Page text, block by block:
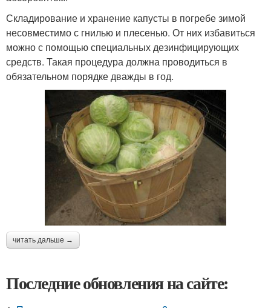
Складирование и хранение капусты в погребе зимой
несовместимо с гнилью и плесенью. От них избавиться
можно с помощью специальных дезинфицирующих
средств. Такая процедура должна проводиться в
обязательном порядке дважды в год.
читать дальше →
Последние обновления на сайте: